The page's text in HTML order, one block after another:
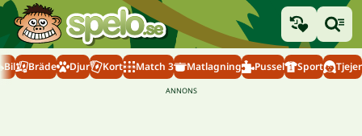
Bil Bräde Djur Kort Match 3 Matlagning Pussel Sport Tjejer